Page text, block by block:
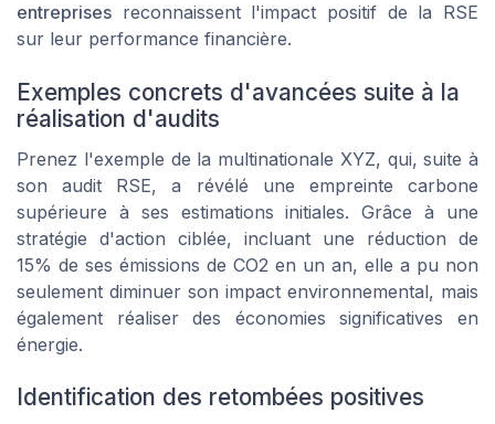
entreprises reconnaissent l'impact positif de la RSE
sur leur performance financière.
Exemples concrets d'avancées suite à la
réalisation d'audits
Prenez l'exemple de la multinationale XYZ, qui, suite à
son audit RSE, a révélé une empreinte carbone
supérieure à ses estimations initiales. Grâce à une
stratégie d'action ciblée, incluant une réduction de
15% de ses émissions de CO2 en un an, elle a pu non
seulement diminuer son impact environnemental, mais
également réaliser des économies significatives en
énergie.
Identification des retombées positives